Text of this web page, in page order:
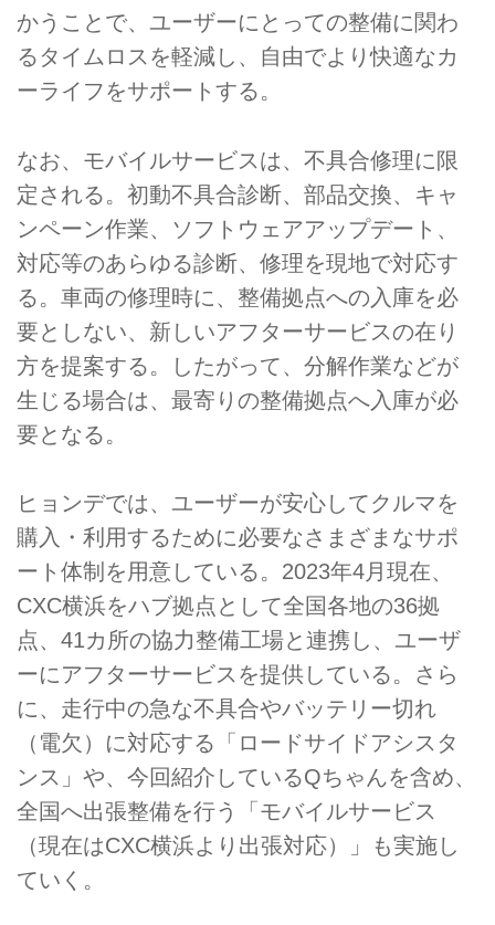
かうことで、ユーザーにとっての整備に関わ
るタイムロスを軽減し、自由でより快適なカ
ーライフをサポートする。
なお、モバイルサービスは、不具合修理に限
定される。初動不具合診断、部品交換、キャ
ンペーン作業、ソフトウェアアップデート、
対応等のあらゆる診断、修理を現地で対応す
る。車両の修理時に、整備拠点への入庫を必
要としない、新しいアフターサービスの在り
方を提案する。したがって、分解作業などが
生じる場合は、最寄りの整備拠点へ入庫が必
要となる。
ヒョンデでは、ユーザーが安心してクルマを
購入・利用するために必要なさまざまなサポ
ート体制を用意している。2023年4月現在、
CXC横浜をハブ拠点として全国各地の36拠
点、41カ所の協力整備工場と連携し、ユーザ
ーにアフターサービスを提供している。さら
に、走行中の急な不具合やバッテリー切れ
（電欠）に対応する「ロードサイドアシスタ
ンス」や、今回紹介しているQちゃんを含め、
全国へ出張整備を行う「モバイルサービス
（現在はCXC横浜より出張対応）」も実施し
ていく。